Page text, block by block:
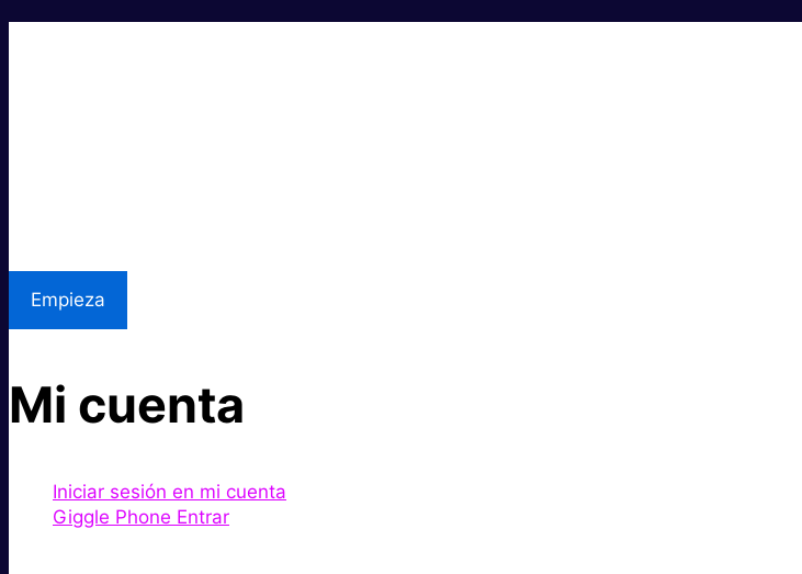
Empieza
Mi cuenta
Iniciar sesión en mi cuenta
Giggle Phone Entrar